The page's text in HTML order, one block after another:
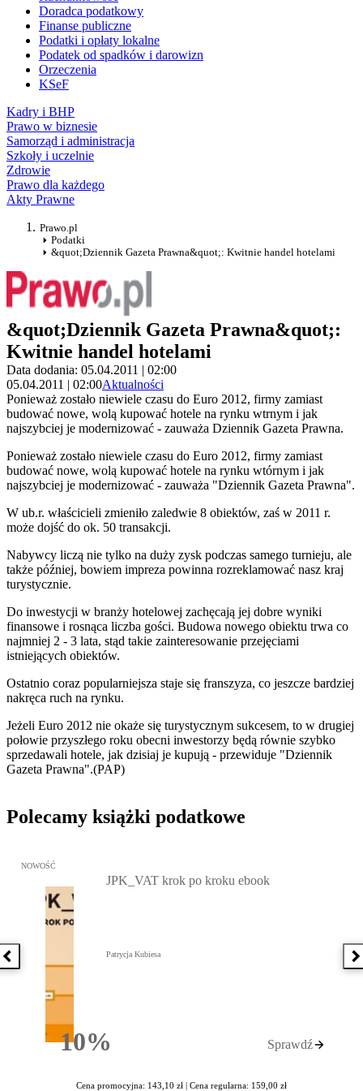
Doradca podatkowy
Finanse publiczne
Podatki i opłaty lokalne
Podatek od spadków i darowizn
Orzeczenia
KSeF
Kadry i BHP
Prawo w biznesie
Samorząd i administracja
Szkoły i uczelnie
Zdrowie
Prawo dla każdego
Akty Prawne
Prawo.pl
Podatki
&quot;Dziennik Gazeta Prawna&quot;: Kwitnie handel hotelami
&quot;Dziennik Gazeta Prawna&quot;:
Kwitnie handel hotelami
Data dodania: 05.04.2011 | 02:00
05.04.2011 | 02:00Aktualności
Ponieważ zostało niewiele czasu do Euro 2012, firmy zamiast
budować nowe, wolą kupować hotele na rynku wtrnym i jak
najszybciej je modernizować - zauważa Dziennik Gazeta Prawna.
Ponieważ zostało niewiele czasu do Euro 2012, firmy zamiast
budować nowe, wolą kupować hotele na rynku wtórnym i jak
najszybciej je modernizować - zauważa "Dziennik Gazeta Prawna".
W ub.r. właścicieli zmieniło zaledwie 8 obiektów, zaś w 2011 r.
może dojść do ok. 50 transakcji.
Nabywcy liczą nie tylko na duży zysk podczas samego turnieju, ale
także później, bowiem impreza powinna rozreklamować nasz kraj
turystycznie.
Do inwestycji w branży hotelowej zachęcają jej dobre wyniki
finansowe i rosnąca liczba gości. Budowa nowego obiektu trwa co
najmniej 2 - 3 lata, stąd takie zainteresowanie przejęciami
istniejących obiektów.
Ostatnio coraz popularniejsza staje się franszyza, co jeszcze bardziej
nakręca ruch na rynku.
Jeżeli Euro 2012 nie okaże się turystycznym sukcesem, to w drugiej
połowie przyszłego roku obecni inwestorzy będą równie szybko
sprzedawali hotele, jak dzisiaj je kupują - przewiduje "Dziennik
Gazeta Prawna".(PAP)
Polecamy książki podatkowe
Poprzednia książka
Przejdź do: JPK_VAT krok po kroku ebook, Patrycja Kubiesa -
NOWOŚĆ
10%Rabatu
JPK_VAT krok po kroku ebook
Patrycja Kubiesa
Sprawdź
Cena promocyjna: 143,10 zł | Cena regularna: 159,00 zł